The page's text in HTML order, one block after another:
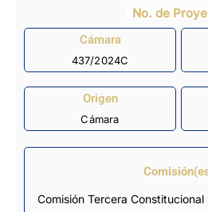
No. de
Cámara
437/2024C
Origen
Cámara
Comisión Tercera Constitucional